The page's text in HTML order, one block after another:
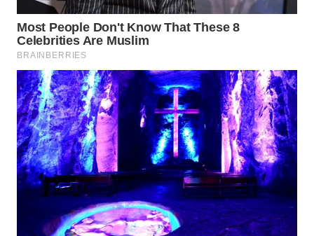
WN
MALUKU
WN
MALUT
WN
DAIRI
WN
DANAU
TOBA
WN